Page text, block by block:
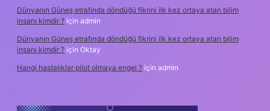
Dünyanın Güneş etrafında döndüğü fikrini ilk kez ortaya atan bilim
insanı kimdir ? için admin
Dünyanın Güneş etrafında döndüğü fikrini ilk kez ortaya atan bilim
insanı kimdir ? için Oktay
Hangi hastalıklar pilot olmaya engel ? için admin